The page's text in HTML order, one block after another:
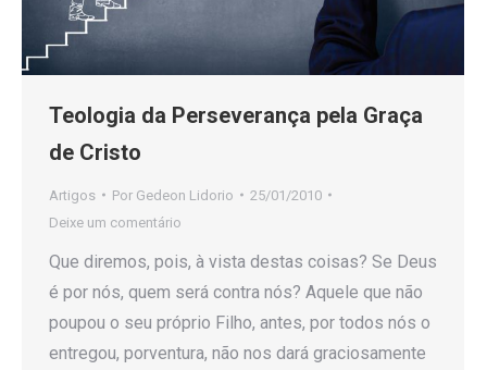
Teologia da Perseverança pela Graça
de Cristo
Artigos Por Gedeon Lidorio
25/01/2010
Deixe um comentário
Que diremos, pois, à vista destas coisas? Se Deus
é por nós, quem será contra nós? Aquele que não
poupou o seu próprio Filho, antes, por todos nós o
entregou, porventura, não nos dará graciosamente